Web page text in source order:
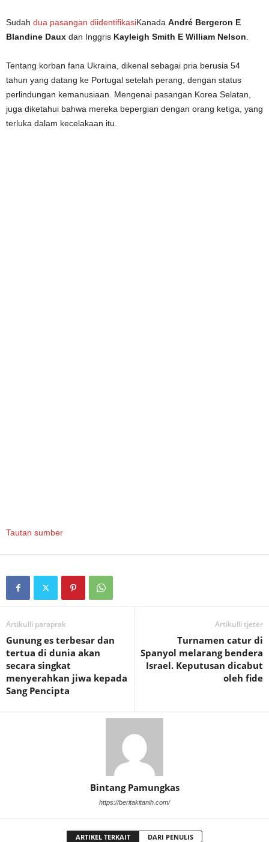
Sudah dua pasangan diidentifikasiKanada André Bergeron E
Blandine Daux dan Inggris Kayleigh Smith E William Nelson
Tentang korban fana Ukraina, dikenal sebagai pria berusia 54
tahun yang datang ke Portugal setelah perang, dengan status
perlindungan kemanusiaan. Mengenai pasangan Korea Selatan,
juga diketahui bahwa mereka bepergian dengan orang ketiga, yang
terluka dalam kecelakaan itu.
Tautan sumber
Artikulli paraprak
Gunung es terbesar dan
tertua di dunia akan
secara singkat
menyerahkan jiwa kepada
Sang Pencipta
Artikulli tjetër
Turnamen catur di
Spanyol melarang bendera
Israel. Keputusan dicabut
oleh fide
Bintang Pamungkas
https://beritakitanih.com/
ARTIKEL TERKAIT DARI PENULIS